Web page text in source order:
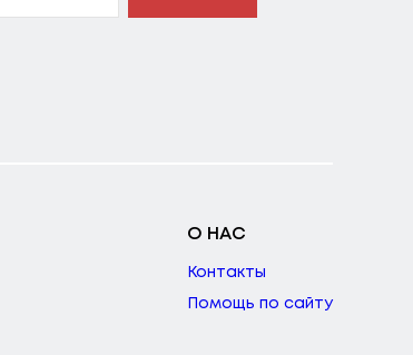
О НАС
Контакты
Помощь по сайту